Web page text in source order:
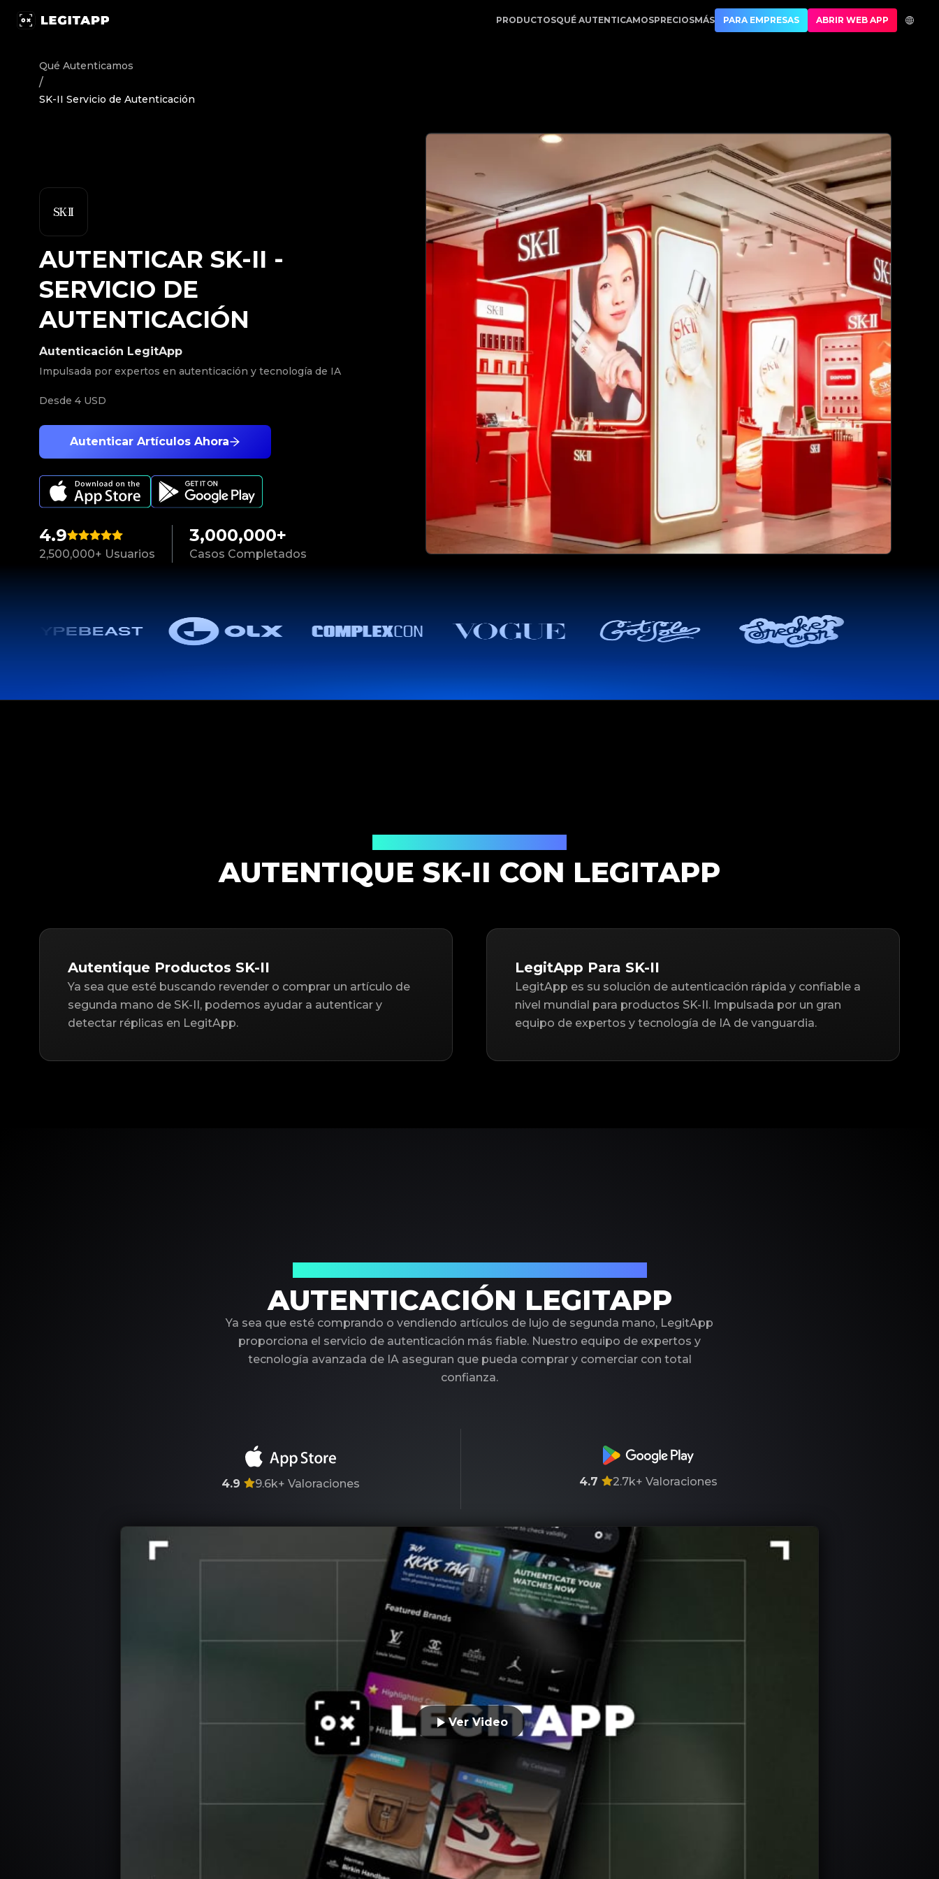
Autenticar SK-II - Servicio de Autenticación | LegitApp | Su Socio de Confianza en Autenticación de Lujo | No.1 Best Authentication
PRODUCTOSQUÉ AUTENTICAMOSPRECIOSMÁS PARA EMPRESAS ABRIR WEB APP
Qué Autenticamos
/
SK-II Servicio de Autenticación
4.9
2,500,000+ Usuarios
3,000,000+
Casos Completados
Autenticar Artículos Ahora
Autenticación LegitApp
Impulsada por expertos en autenticación y tecnología de IA
Desde 4 USD
AUTENTICAR SK-II -
SERVICIO DE
AUTENTICACIÓN
AUTENTIQUE SK-II CON LEGITAPP
Autentique Productos SK-II
Ya sea que esté buscando revender o comprar un artículo de
segunda mano de SK-II, podemos ayudar a autenticar y
detectar réplicas en LegitApp.
LegitApp Para SK-II
LegitApp es su solución de autenticación rápida y confiable a
nivel mundial para productos SK-II. Impulsada por un gran
equipo de expertos y tecnología de IA de vanguardia.
AUTENTICACIÓN LEGITAPP
Ya sea que esté comprando o vendiendo artículos de lujo de segunda mano, LegitApp
proporciona el servicio de autenticación más fiable. Nuestro equipo de expertos y
tecnología avanzada de IA aseguran que pueda comprar y comerciar con total
confianza.
4.9 9.6k+ Valoraciones 4.7 2.7k+ Valoraciones
Ver Video